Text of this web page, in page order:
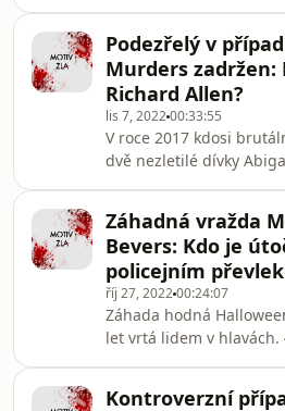
stalo Cari Farver? A co
společného
https://herohero.co/
přesvědčte se sami.
Podezřelý v
Murders zadržen:
Richard Allen?
lis 7, 202200:33:55
V roce 2017 kdosi
dvě nezletilé dívky
svého vraha. Celý případ
mlčenlivostí a dlouho to
zůstane nevyřešený. To
v říjnu 2022. Po
letech došlo k zatčení. Z
oficiálně obviněn muž
Richard Allen. Kdo to
Záhadná vražda
Bevers: Kdo je
policejním
říj 27, 202200:24:07
Záhada hodná
let vrtá lidem v hlavách.
tří dcer. V dubnu roku
Kontroverzní